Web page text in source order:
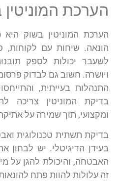
הערכת
הערכת המוניטין בשוק
הונאה. שיחות עם לקוחות,
לשעבר יכולות לספק
ויושרה. חשוב גם לבדוק
התנהלות בעייתית,
בדיקת המוניטין צריכה
ומקצועי, תוך שמירה על
בדיקת תשתית טכנולוגית
בעידן הדיגיטלי. יש לבחון
האבטחה, והיכולת להגן על
זה עלולות להוות פתח